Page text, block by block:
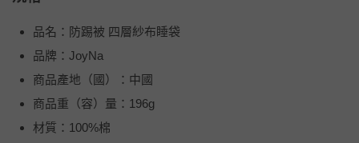
品名：防踢被 四層紗布睡袋
品牌：JoyNa
商品產地（國）：中國
商品重（容）量：196g
材質：100%棉